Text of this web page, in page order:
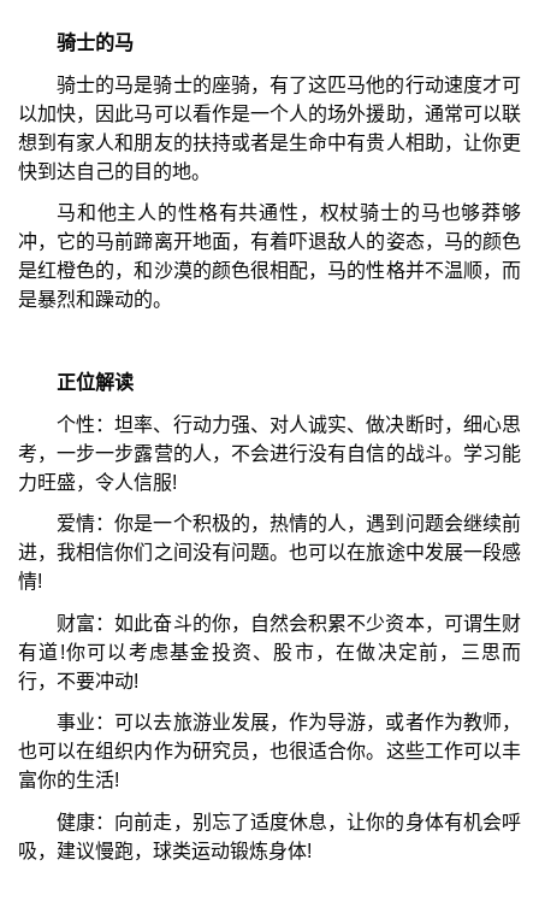
骑士的马
骑士的马是骑士的座骑，有了这匹马他的行动速度才可
以加快，因此马可以看作是一个人的场外援助，通常可以联
想到有家人和朋友的扶持或者是生命中有贵人相助，让你更
快到达自己的目的地。
马和他主人的性格有共通性，权杖骑士的马也够莽够
冲，它的马前蹄离开地面，有着吓退敌人的姿态，马的颜色
是红橙色的，和沙漠的颜色很相配，马的性格并不温顺，而
是暴烈和躁动的。
正位解读
个性：坦率、行动力强、对人诚实、做决断时，细心思
考，一步一步露营的人，不会进行没有自信的战斗。学习能
力旺盛，令人信服!
爱情：你是一个积极的，热情的人，遇到问题会继续前
进，我相信你们之间没有问题。也可以在旅途中发展一段感
情!
财富：如此奋斗的你，自然会积累不少资本，可谓生财
有道!你可以考虑基金投资、股市，在做决定前，三思而
行，不要冲动!
事业：可以去旅游业发展，作为导游，或者作为教师，
也可以在组织内作为研究员，也很适合你。这些工作可以丰
富你的生活!
健康：向前走，别忘了适度休息，让你的身体有机会呼
吸，建议慢跑，球类运动锻炼身体!